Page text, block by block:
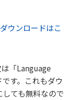
ウンロードはこ
「Language
す。これもダウ
ても無料なので